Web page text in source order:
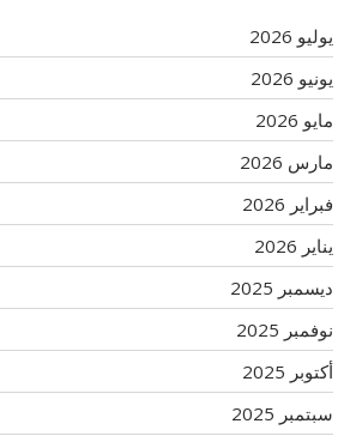
يوليو 2026
يونيو 2026
مايو 2026
مارس 2026
فبراير 2026
يناير 2026
ديسمبر 2025
نوفمبر 2025
أكتوبر 2025
سبتمبر 2025